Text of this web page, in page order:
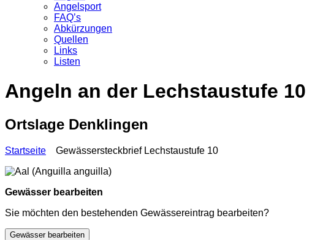
Angelsport
FAQ’s
Abkürzungen
Quellen
Links
Listen
Angeln an der Lechstaustufe 10
Ortslage Denklingen
Startseite Gewässersteckbrief Lechstaustufe 10
Gewässer bearbeiten
Sie möchten den bestehenden Gewässereintrag bearbeiten?
Gewässer bearbeiten